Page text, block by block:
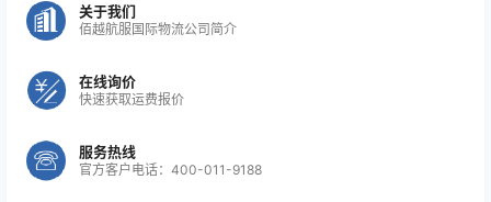
关于我们
佰越航服国际物流公司简介
在线询价
快速获取运费报价
服务热线
官方客户电话：400-011-9188